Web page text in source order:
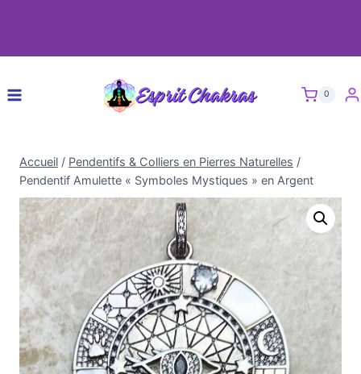
0
Accueil / Pendentifs & Colliers en Pierres Naturelles /
Pendentif Amulette « Symboles Mystiques » en Argent